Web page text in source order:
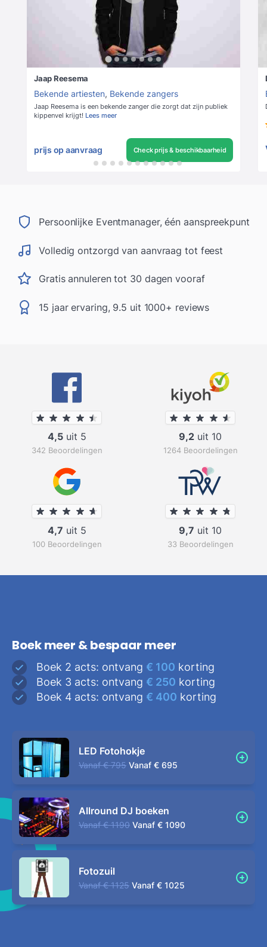
Jaap Reesema
Bekende artiesten, Bekende zangers
Jaap Reesema is een bekende zanger die zorgt dat zijn publiek
kippenvel krijgt! Lees meer
prijs op aanvraag Check prijs & beschikbaarheid
Persoonlijke Eventmanager, één aanspreekpunt
Volledig ontzorgd van aanvraag tot feest
Gratis annuleren tot 30 dagen vooraf
15 jaar ervaring, 9.5 uit 1000+ reviews
4,5uit 5
342 Beoordelingen
9,2 uit 10
1264 Beoordelingen
4,7 uit 5
100 Beoordelingen
9,7 uit 10
33 Beoordelingen
Boek meer & bespaar meer
Boek 2 acts: ontvang € 100 korting
Boek 3 acts: ontvang € 250 korting
Boek 4 acts: ontvang € 400 korting
LED Fotohokje
Vanaf € 795 Vanaf € 695
Allround DJ boeken
Vanaf € 1190 Vanaf € 1090
Fotozuil
Vanaf € 1125 Vanaf € 1025